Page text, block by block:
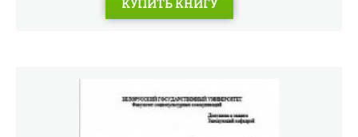
КУПИТЬ КНИГУ